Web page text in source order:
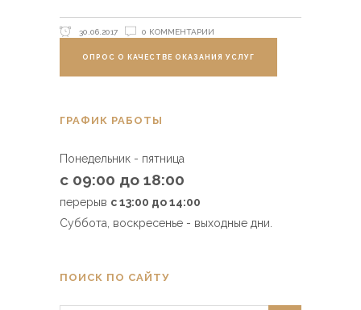
30.06.2017 0 КОММЕНТАРИИ
ОПРОС О КАЧЕСТВЕ ОКАЗАНИЯ УСЛУГ
ГРАФИК РАБОТЫ
Понедельник - пятница
с 09:00 до 18:00
перерыв с 13:00 до 14:00
Суббота, воскресенье - выходные дни.
ПОИСК ПО САЙТУ